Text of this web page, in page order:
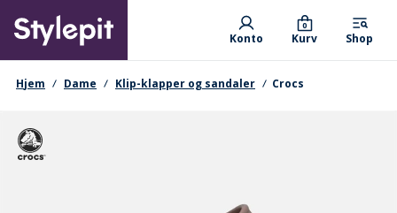
main
content
Primary departments
Konto Kurv
0
Shop
navigationssti
Hjem Dame Klip-klapper og sandaler Crocs